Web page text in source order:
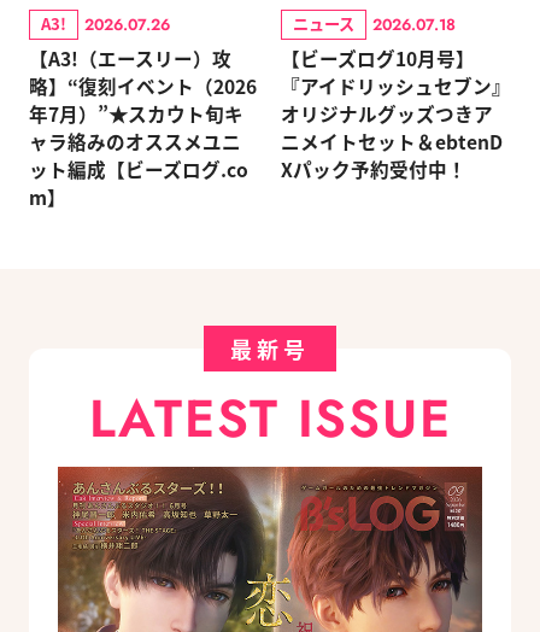
A3! 2026.07.26
【A3!（エースリー）攻
略】“復刻イベント（2026
年7月）”★スカウト旬キ
ャラ絡みのオススメユニ
ット編成【ビーズログ.co
m】
ニュース 2026.07.18
【ビーズログ10月号】
『アイドリッシュセブン』
オリジナルグッズつきア
ニメイトセット＆ebtenD
Xパック予約受付中！
最新号
LATEST ISSUE